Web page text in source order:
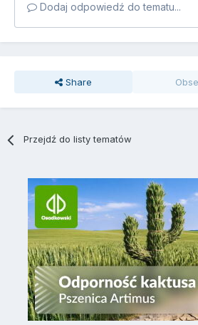
Dodaj odpowiedź do tematu...
Share
Przejdź do listy tematów